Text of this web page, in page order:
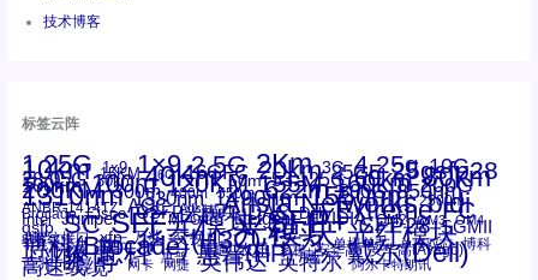
技术博客
标签云阵
1.25G 1x9 1×9 2.5G 2Km 3G 4.25g 10G
10km 15KM 16G 16GFC 20km 25GE 25gsfp28
28.05G 30km 40Km 50m 53.125G 60km 80km
100km 100m 120KM 155M 160km 200G
200KM 300m 400m 550m 622m 800G 850nm
1310nm 1330nm 1490nm 1550nm 2500m
ANBR-1414TZ AOC Arista Arista Networks bidi
Brocade Cisco CSFP光模块 DAC Dell Extreme FC
Intel Juniper LC MPO-LC Netgear NVIDIA OM2 OM3 OM4
qsfp SC SFF光模块 SFP+ SFP28 SGMII
st螺纹接口 xfp 万兆 交换机 光模块 光纤模块
千兆光模块 华三 华三(H3C) 华为 单模单芯 单模双芯 博科
博科(Brocade) 博通 友讯 多模 安华高 安华高(Avago)
工业级 思科 惠普 惠普(HP) 戴尔 戴尔(Dell)
百兆 瞻博 网卡 网捷 英伟达 英特尔 阿尔卡特朗讯
高速线缆